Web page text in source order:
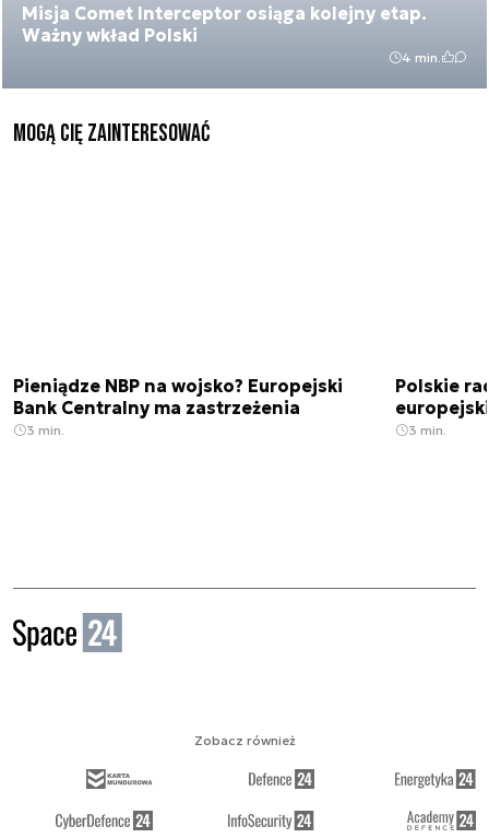
Misja Comet Interceptor osiąga kolejny etap.
Ważny wkład Polski
4 min.
Mogą Cię zainteresować
Pieniądze NBP na wojsko? Europejski
Bank Centralny ma zastrzeżenia
3 min.
Polskie
3 min.
Zobacz również